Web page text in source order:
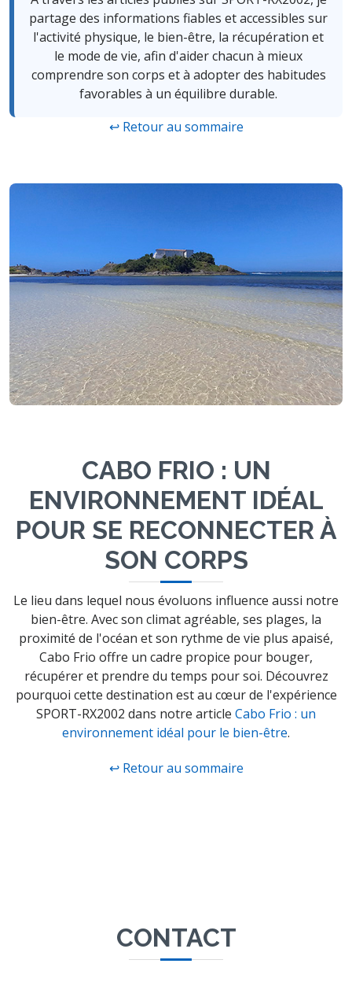
partage des informations fiables et accessibles sur
l'activité physique, le bien-être, la récupération et
le mode de vie, afin d'aider chacun à mieux
comprendre son corps et à adopter des habitudes
favorables à un équilibre durable.
↩ Retour au sommaire
CABO FRIO : UN
ENVIRONNEMENT IDÉAL
POUR SE RECONNECTER À
SON CORPS
Le lieu dans lequel nous évoluons influence aussi notre
bien-être. Avec son climat agréable, ses plages, la
proximité de l'océan et son rythme de vie plus apaisé,
Cabo Frio offre un cadre propice pour bouger,
récupérer et prendre du temps pour soi. Découvrez
pourquoi cette destination est au cœur de l'expérience
SPORT-RX2002 dans notre article Cabo Frio : un
environnement idéal pour le bien-être.
↩ Retour au sommaire
CONTACT